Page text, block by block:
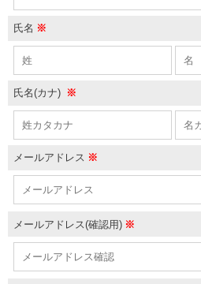
氏名 ※
氏名(カナ) ※
メールアドレス ※
メールアドレス(確認用) ※